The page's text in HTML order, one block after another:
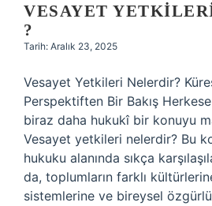
VESAYET
?
Tarih: Aralık 23, 2025
Vesayet Yetkileri Nelerdir?
Perspektiften Bir Bakış
biraz daha hukukî bir konuyu
Vesayet yetkileri nelerdir? Bu
hukuku alanında sıkça
da, toplumların farklı
sistemlerine ve bireysel